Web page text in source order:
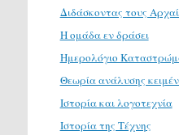
Διδάσκοντας τους
Η ομάδα εν δράσει
Ημερολόγιο
Θεωρία ανάλυσης
Ιστορία και λογοτεχνία
Ιστορία της Τέχνης